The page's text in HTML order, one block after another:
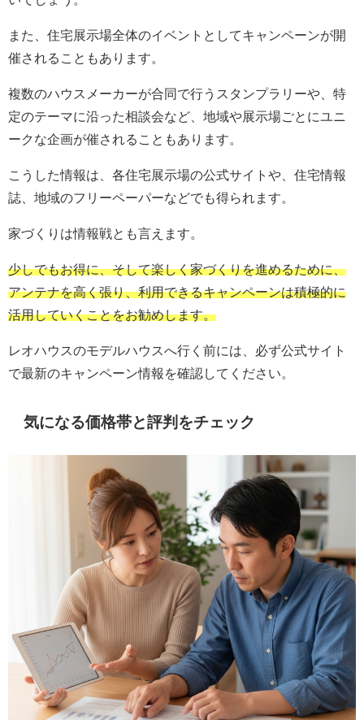
また、住宅展示場全体のイベントとしてキャンペーンが開
催されることもあります。
複数のハウスメーカーが合同で行うスタンプラリーや、特
定のテーマに沿った相談会など、地域や展示場ごとにユニ
ークな企画が催されることもあります。
こうした情報は、各住宅展示場の公式サイトや、住宅情報
誌、地域のフリーペーパーなどでも得られます。
家づくりは情報戦とも言えます。
少しでもお得に、そして楽しく家づくりを進めるために、
アンテナを高く張り、利用できるキャンペーンは積極的に
活用していくことをお勧めします。
レオハウスのモデルハウスへ行く前には、必ず公式サイト
で最新のキャンペーン情報を確認してください。
気になる価格帯と評判をチェック